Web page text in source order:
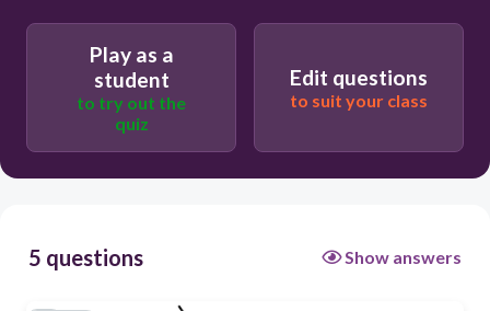
Play as a
student
to try out the
quiz
Edit questions
to suit your class
5 questions Show answers